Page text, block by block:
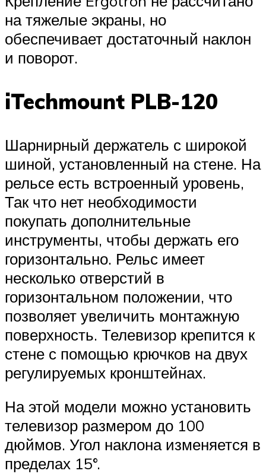
на тяжелые экраны, но
обеспечивает достаточный наклон
и поворот.
iTechmount PLB-120
Шарнирный держатель с широкой
шиной, установленный на стене. На
рельсе есть встроенный уровень,
Так что нет необходимости
покупать дополнительные
инструменты, чтобы держать его
горизонтально. Рельс имеет
несколько отверстий в
горизонтальном положении, что
позволяет увеличить монтажную
поверхность. Телевизор крепится к
стене с помощью крючков на двух
регулируемых кронштейнах.
На этой модели можно установить
телевизор размером до 100
дюймов. Угол наклона изменяется в
пределах 15°.